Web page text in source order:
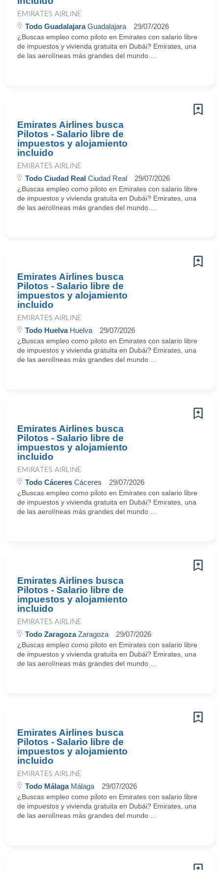
EMIRATES AIRLINE
Todo GuadalajaraGuadalajara 29/07/2026
¿Buscas empleo como piloto en Emirates con salario libre
de impuestos y vivienda gratuita en Dubái? Emirates, una
de las aerolíneas más grandes del mundo ...
Emirates Airlines busca
Pilotos - Salario libre de
impuestos y alojamiento
incluido
EMIRATES AIRLINE
Todo Ciudad Real Ciudad Real 29/07/2026
¿Buscas empleo como piloto en Emirates con salario libre
de impuestos y vivienda gratuita en Dubái? Emirates, una
de las aerolíneas más grandes del mundo ...
Emirates Airlines busca
Pilotos - Salario libre de
impuestos y alojamiento
incluido
EMIRATES AIRLINE
Todo HuelvaHuelva 29/07/2026
¿Buscas empleo como piloto en Emirates con salario libre
de impuestos y vivienda gratuita en Dubái? Emirates, una
de las aerolíneas más grandes del mundo ...
Emirates Airlines busca
Pilotos - Salario libre de
impuestos y alojamiento
incluido
EMIRATES AIRLINE
Todo Cáceres Cáceres 29/07/2026
¿Buscas empleo como piloto en Emirates con salario libre
de impuestos y vivienda gratuita en Dubái? Emirates, una
de las aerolíneas más grandes del mundo ...
Emirates Airlines busca
Pilotos - Salario libre de
impuestos y alojamiento
incluido
EMIRATES AIRLINE
Todo ZaragozaZaragoza 29/07/2026
¿Buscas empleo como piloto en Emirates con salario libre
de impuestos y vivienda gratuita en Dubái? Emirates, una
de las aerolíneas más grandes del mundo ...
Emirates Airlines busca
Pilotos - Salario libre de
impuestos y alojamiento
incluido
EMIRATES AIRLINE
Todo MálagaMálaga 29/07/2026
¿Buscas empleo como piloto en Emirates con salario libre
de impuestos y vivienda gratuita en Dubái? Emirates, una
de las aerolíneas más grandes del mundo ...